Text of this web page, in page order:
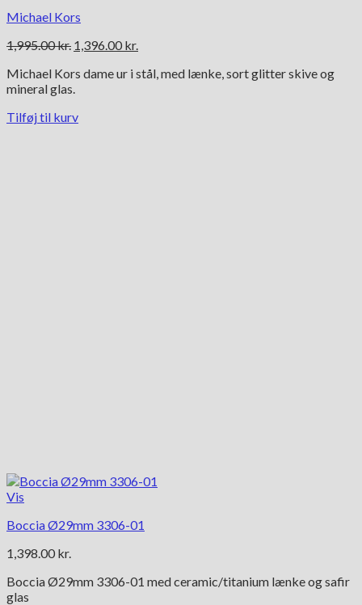
Michael Kors
1,995.00kr. Den
pris
var:
1,396.00 kr.
pris
Michael Kors dame ur i stål, med lænke, sort glitter skive og
mineral glas.
Tilføj til kurv
Vis
Boccia Ø29mm 3306-01
1,398.00 kr.
Boccia Ø29mm 3306-01 med ceramic/titanium lænke og safir
glas